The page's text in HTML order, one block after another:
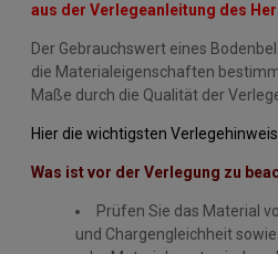
aus der Verlegeanleitung des
Der Gebrauchswert eines
die Materialeigenschaften
Maße durch die Qualität der
Hier die wichtigsten
Was ist vor der Verlegung zu
Prüfen Sie das Material
und Chargengleichheit